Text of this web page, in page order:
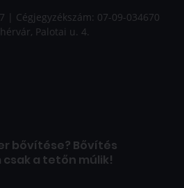
| Cégjegyzékszám: 07-09-034670
Palotai u. 4.
bővítése? Bővítés
a tetőn múlik!